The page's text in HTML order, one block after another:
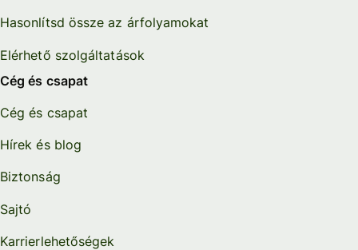
Hasonlítsd össze az árfolyamokat
Elérhető szolgáltatások
Cég és csapat
Cég és csapat
Hírek és blog
Biztonság
Sajtó
Karrierlehetőségek